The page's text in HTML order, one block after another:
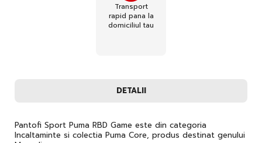
Transport
rapid pana la
domiciliul tau
DETALII
Pantofi Sport Puma RBD Game este din categoria
Incaltaminte si colectia Puma Core, produs destinat genului